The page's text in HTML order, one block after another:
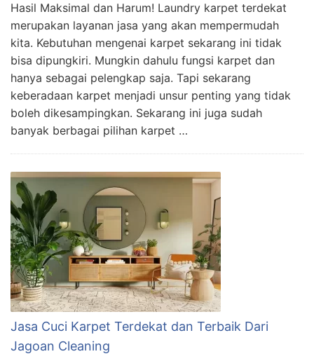
Hasil Maksimal dan Harum! Laundry karpet terdekat
merupakan layanan jasa yang akan mempermudah
kita. Kebutuhan mengenai karpet sekarang ini tidak
bisa dipungkiri. Mungkin dahulu fungsi karpet dan
hanya sebagai pelengkap saja. Tapi sekarang
keberadaan karpet menjadi unsur penting yang tidak
boleh dikesampingkan. Sekarang ini juga sudah
banyak berbagai pilihan karpet …
Jasa Cuci Karpet Terdekat dan Terbaik Dari
Jagoan Cleaning